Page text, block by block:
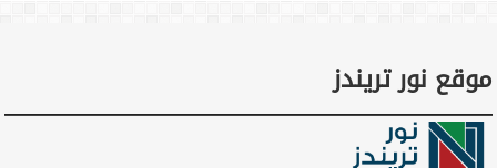
موقع نور تريندز